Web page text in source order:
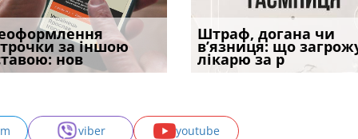
помер, але
залишилася: як
Використання імені та
фото підозрюваного до
вироку
за іншою
нов
Огляд практики ВС від
Ростислава Кравця, що
опублі
потрібна ФОП
у 2026 році:
засто
Штраф, догана чи
в’язниця: що
лікарю за р
При зарахуванні в строк
покарання днів
тримання пі
Якщо особа не
права власності
вказане ма
viber youtube